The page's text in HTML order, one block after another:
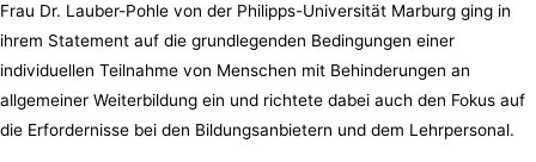
Frau Dr. Lauber-Pohle von der Philipps-Universität Marburg ging in
ihrem Statement auf die grundlegenden Bedingungen einer
individuellen Teilnahme von Menschen mit Behinderungen an
allgemeiner Weiterbildung ein und richtete dabei auch den Fokus auf
die Erfordernisse bei den Bildungsanbietern und dem Lehrpersonal.